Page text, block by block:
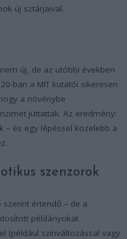
új sztárjaival.
új, de az utóbbi években
ban a MIT kutatói sikeresen
a növénybe
juttattak. Az eredmény:
– és egy lépéssel közelebb a
szenzorok
szerint értendő – de a
példányokat
(például színváltozással vagy